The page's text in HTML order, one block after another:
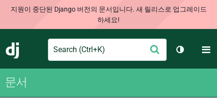
지원이 중단된 Django 버전의 문서입니다. 새 릴리스로 업그레이드
하세요!
Django
Search
출
테마 토
문서